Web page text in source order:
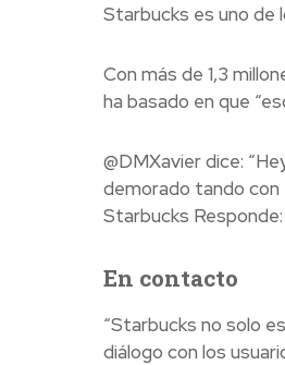
Starbucks es uno de
Con más de 1,3
ha basado en que
@DMXavier dice:
demorado tando con
Starbucks
En contacto
“Starbucks no solo
diálogo con los